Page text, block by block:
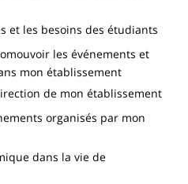
et les besoins des étudiants
les événements et
mon établissement
de mon établissement
organisés par mon
dans la vie de